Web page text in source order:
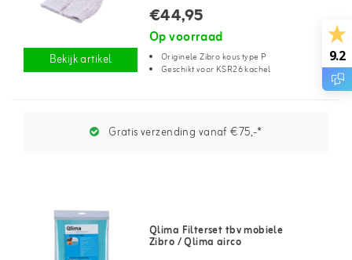
Bekijk artikel
€44,95
Op voorraad
Originele Zibro kous type P
Geschikt voor KSR26 kachel
Gratis verzending vanaf €75,-*
Qlima Filterset tbv mobiele
Zibro / Qlima airco
9.2